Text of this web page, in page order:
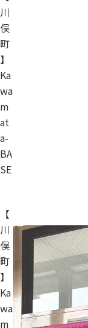
川
俣
町
】
Ka
wa
m
at
a-
BA
SE
【
川
俣
町
】
Ka
wa
m